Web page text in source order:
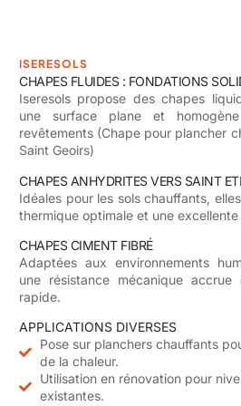
ISERESOLS
CHAPES FLUIDES : FONDATIONS
Iseresols propose des chapes
une surface plane et
revêtements (Chape pour plancher
Saint Geoirs)
CHAPES ANHYDRITES VERS SAINT
Idéales pour les sols chauffants,
thermique optimale et une
CHAPES CIMENT FIBRÉ
Adaptées aux environnements
une résistance mécanique
rapide.
APPLICATIONS DIVERSES
Pose sur planchers chauffants
de la chaleur.
Utilisation en rénovation pour
existantes.